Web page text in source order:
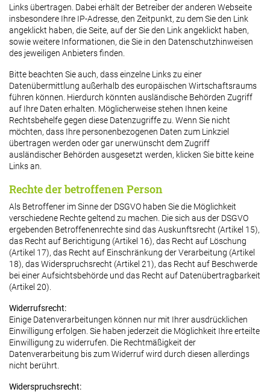
Links übertragen. Dabei erhält der Betreiber der anderen Webseite
insbesondere Ihre IP-Adresse, den Zeitpunkt, zu dem Sie den Link
angeklickt haben, die Seite, auf der Sie den Link angeklickt haben,
sowie weitere Informationen, die Sie in den Datenschutzhinweisen
des jeweiligen Anbieters finden.
Bitte beachten Sie auch, dass einzelne Links zu einer
Datenübermittlung außerhalb des europäischen Wirtschaftsraums
führen können. Hierdurch könnten ausländische Behörden Zugriff
auf Ihre Daten erhalten. Möglicherweise stehen Ihnen keine
Rechtsbehelfe gegen diese Datenzugriffe zu. Wenn Sie nicht
möchten, dass Ihre personenbezogenen Daten zum Linkziel
übertragen werden oder gar unerwünscht dem Zugriff
ausländischer Behörden ausgesetzt werden, klicken Sie bitte keine
Links an.
Rechte der betroffenen Person
Als Betroffener im Sinne der DSGVO haben Sie die Möglichkeit
verschiedene Rechte geltend zu machen. Die sich aus der DSGVO
ergebenden Betroffenenrechte sind das Auskunftsrecht (Artikel 15),
das Recht auf Berichtigung (Artikel 16), das Recht auf Löschung
(Artikel 17), das Recht auf Einschränkung der Verarbeitung (Artikel
18), das Widerspruchsrecht (Artikel 21), das Recht auf Beschwerde
bei einer Aufsichtsbehörde und das Recht auf Datenübertragbarkeit
(Artikel 20).
Widerrufsrecht:
Einige Datenverarbeitungen können nur mit Ihrer ausdrücklichen
Einwilligung erfolgen. Sie haben jederzeit die Möglichkeit Ihre erteilte
Einwilligung zu widerrufen. Die Rechtmäßigkeit der
Datenverarbeitung bis zum Widerruf wird durch diesen allerdings
nicht berührt.
Widerspruchsrecht: